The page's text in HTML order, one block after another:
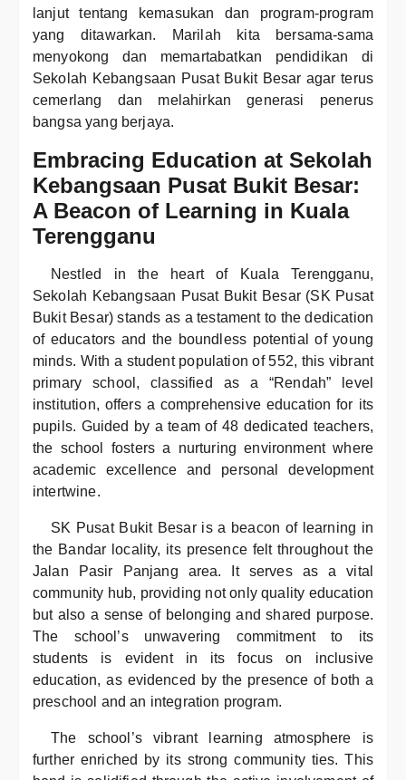
lanjut tentang kemasukan dan program-program
yang ditawarkan. Marilah kita bersama-sama
menyokong dan memartabatkan pendidikan di
Sekolah Kebangsaan Pusat Bukit Besar agar terus
cemerlang dan melahirkan generasi penerus
bangsa yang berjaya.
Embracing Education at Sekolah
Kebangsaan Pusat Bukit Besar:
A Beacon of Learning in Kuala
Terengganu
Nestled in the heart of Kuala Terengganu,
Sekolah Kebangsaan Pusat Bukit Besar (SK Pusat
Bukit Besar) stands as a testament to the dedication
of educators and the boundless potential of young
minds. With a student population of 552, this vibrant
primary school, classified as a “Rendah” level
institution, offers a comprehensive education for its
pupils. Guided by a team of 48 dedicated teachers,
the school fosters a nurturing environment where
academic excellence and personal development
intertwine.
SK Pusat Bukit Besar is a beacon of learning in
the Bandar locality, its presence felt throughout the
Jalan Pasir Panjang area. It serves as a vital
community hub, providing not only quality education
but also a sense of belonging and shared purpose.
The school’s unwavering commitment to its
students is evident in its focus on inclusive
education, as evidenced by the presence of both a
preschool and an integration program.
The school’s vibrant learning atmosphere is
further enriched by its strong community ties. This